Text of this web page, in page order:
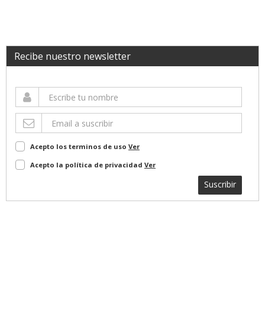
Recibe nuestro newsletter
Acepto los terminos de uso Ver
Acepto la política de privacidad Ver
Suscribir